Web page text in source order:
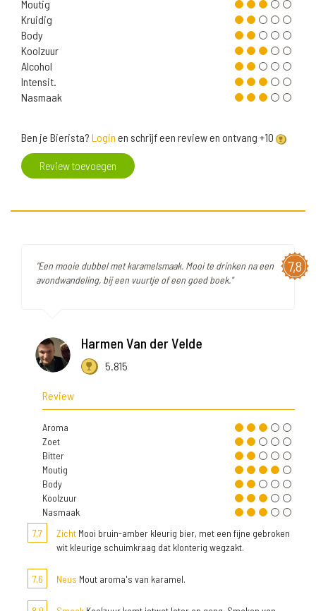
Moutig
Kruidig
Body
Koolzuur
Alcohol
Intensit.
Nasmaak
Ben je Bierista? Login en schrijf een review en ontvang +10
Review toevoegen
7,8
"Een mooie dubbel met karamelsmaak. Mooi te drinken na een
avondwandeling, bij een vuurtje of een goed boek."
Harmen Van der Velde
5.815
Review
Aroma
Zoet
Bitter
Moutig
Body
Koolzuur
Nasmaak
7,7
Zicht Mooi bruin-amber kleurig bier, met een fijne gebroken
wit kleurige schuimkraag dat klonterig wegzakt.
7,6 Neus Mout aroma's van karamel.